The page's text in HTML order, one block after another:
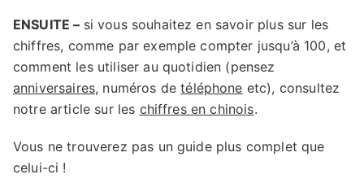
ENSUITE – si vous souhaitez en savoir plus sur les
chiffres, comme par exemple compter jusqu’à 100, et
comment les utiliser au quotidien (pensez
anniversaires, numéros detéléphone etc), consultez
notre article sur les chiffres en chinois.
Vous ne trouverez pas un guide plus complet que
celui-ci !